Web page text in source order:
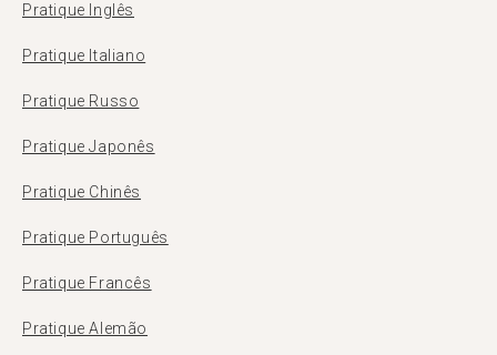
Pratique Inglês
Pratique Italiano
Pratique Russo
Pratique Japonês
Pratique Chinês
Pratique Português
Pratique Francês
Pratique Alemão